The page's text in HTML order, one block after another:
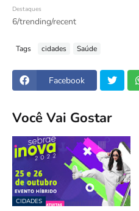
Destaques
6/trending/recent
Tags cidades Saúde
Facebook
Você Vai Gostar
CIDADES